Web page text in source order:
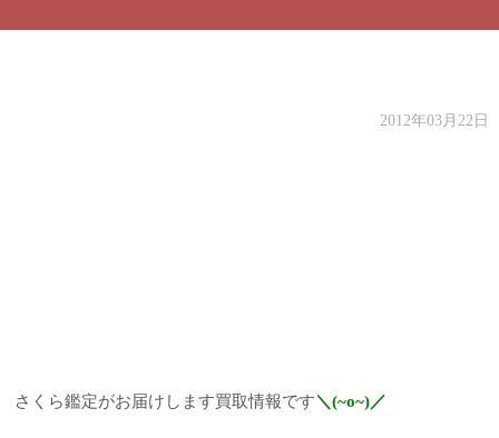
2012年03月22日
さくら鑑定がお届けします買取情報です＼(~o~)／